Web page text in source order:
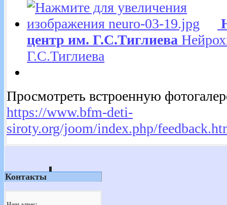
центр им. Г.С.Тиглиева
Г.С.Тиглиева
Просмотреть встроенную
https://www.bfm-deti-
siroty.org/joom/index.php/
Контакты